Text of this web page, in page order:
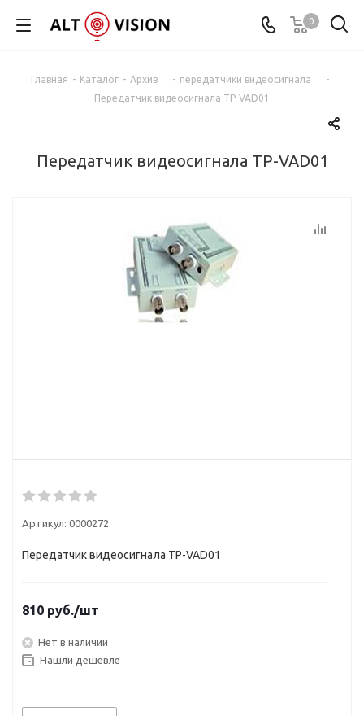
0
Главная - Каталог - Архив - передатчики видеосигнала
-
Передатчик видеосигнала TP-VAD01
Передатчик видеосигнала TP-VAD01
Артикул: 0000272
Передатчик видеосигнала TP-VAD01
810 руб./шт
Нет в наличии
Нашли дешевле